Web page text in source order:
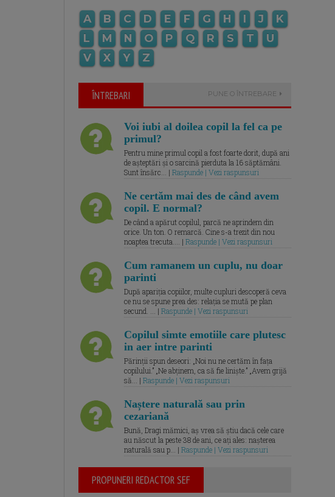
A B C D E F G H I J
K
L
M N O P Q R S T
U
V
X Y Z
ÎNTREBARI PUNE O ÎNTREBARE
Voi iubi al doilea copil la fel ca pe
primul?
Pentru mine primul copil a fost foarte dorit, după ani
de așteptări și o sarcină pierduta la 16 săptămâni.
Sunt însărc... | Raspunde | Vezi raspunsuri
Ne certăm mai des de când avem
copil. E normal?
De când a apărut copilul, parcă ne aprindem din
orice. Un ton. O remarcă. Cine s-a trezit din nou
noaptea trecuta.... | Raspunde | Vezi raspunsuri
Cum ramanem un cuplu, nu doar
parinti
După apariția copiilor, multe cupluri descoperă ceva
ce nu se spune prea des: relația se mută pe plan
secund. ... | Raspunde | Vezi raspunsuri
Copilul simte emotiile care plutesc
in aer intre parinti
Părinții spun deseori: „Noi nu ne certăm în fața
copilului.” „Ne abținem, ca să fie liniște.” „Avem grijă
să... | Raspunde | Vezi raspunsuri
Naștere naturală sau prin
cezariană
Bună, Dragi mămici, aș vrea să știu dacă cele care
au născut la peste 38 de ani, ce ați ales: nașterea
naturală sau p... | Raspunde | Vezi raspunsuri
PROPUNERI REDACTOR SEF